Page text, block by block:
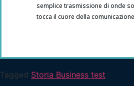
semplice trasmissione di onde
tocca il cuore della
Tagged Storia Business test